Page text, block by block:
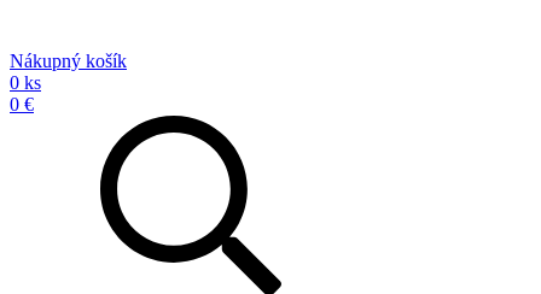
Nákupný košík
0 ks
0 €